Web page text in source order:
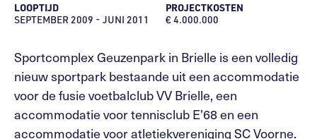
LOOPTIJD
SEPTEMBER 2009 - JUNI 2011
PROJECTKOSTEN
€ 4.000.000
Sportcomplex Geuzenpark in Brielle is een volledig
nieuw sportpark bestaande uit een accommodatie
voor de fusie voetbalclub VV Brielle, een
accommodatie voor tennisclub E’68 en een
accommodatie voor atletiekvereniging SC Voorne.